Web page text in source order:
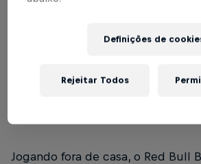
2 min de leitura
Published on 11.06.2022 ·
Jogando fora de casa, o Red Bull
Definições de
Rejeitar Todos